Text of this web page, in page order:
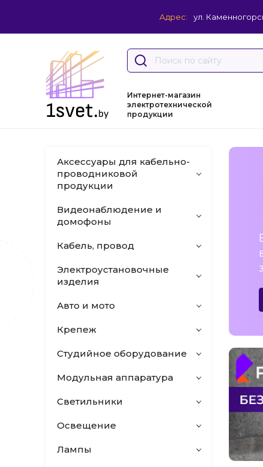
Адрес: ул.
Интернет-магазин
электротехнической
продукции
Аксессуары для кабельно-
проводниковой
продукции
Видеонаблюдение и
домофоны
Кабель, провод
Электроустановочные
изделия
Авто и мото
Крепеж
Студийное оборудование
Модульная аппаратура
Светильники
Освещение
Лампы